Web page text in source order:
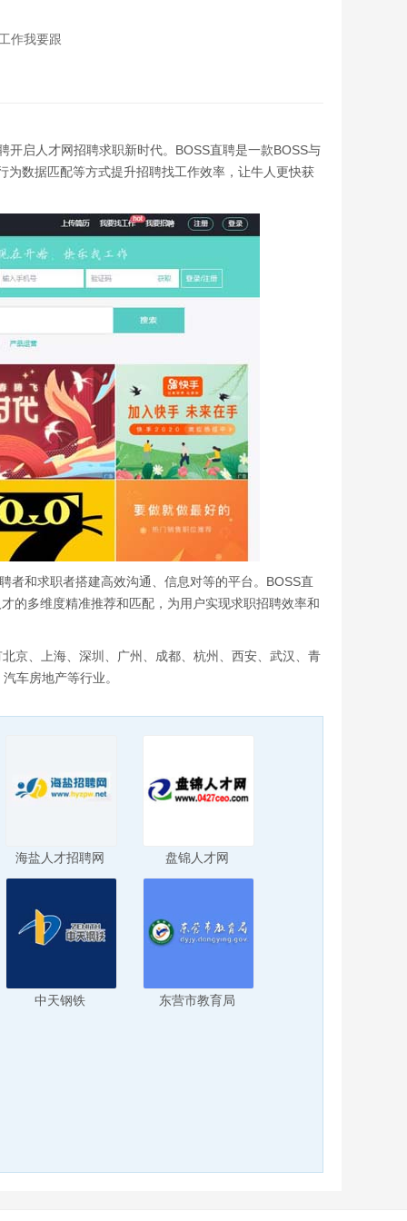
作我要跟
启人才网招聘求职新时代。BOSS直聘是一款BOSS与
数据匹配等方式提升招聘找工作效率，让牛人更快获
者和求职者搭建高效沟通、信息对等的平台。BOSS直
的多维度精准推荐和匹配，为用户实现求职招聘效率和
京、上海、深圳、广州、成都、杭州、西安、武汉、青
车房地产等行业。
海盐人才招聘网 盘锦人才网
中天钢铁 东营市教育局